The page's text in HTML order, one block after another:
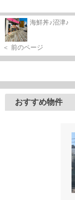
海鮮丼♪沼津♪
＜ 前のページ
おすすめ物件